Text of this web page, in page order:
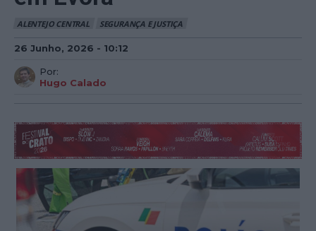
ALENTEJO CENTRAL SEGURANÇA E JUSTIÇA
26 Junho, 2026 - 10:12
Por:
Hugo Calado